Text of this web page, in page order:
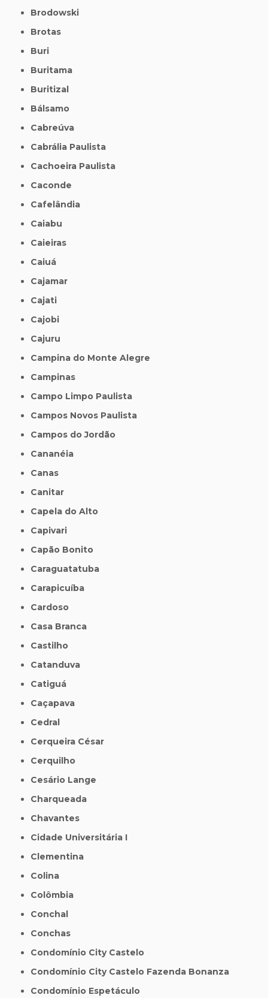
Brodowski
Brotas
Buri
Buritama
Buritizal
Bálsamo
Cabreúva
Cabrália Paulista
Cachoeira Paulista
Caconde
Cafelândia
Caiabu
Caieiras
Caiuá
Cajamar
Cajati
Cajobi
Cajuru
Campina do Monte Alegre
Campinas
Campo Limpo Paulista
Campos Novos Paulista
Campos do Jordão
Cananéia
Canas
Canitar
Capela do Alto
Capivari
Capão Bonito
Caraguatatuba
Carapicuíba
Cardoso
Casa Branca
Castilho
Catanduva
Catiguá
Caçapava
Cedral
Cerqueira César
Cerquilho
Cesário Lange
Charqueada
Chavantes
Cidade Universitária I
Clementina
Colina
Colômbia
Conchal
Conchas
Condomínio City Castelo
Condomínio City Castelo Fazenda Bonanza
Condomínio Espetáculo